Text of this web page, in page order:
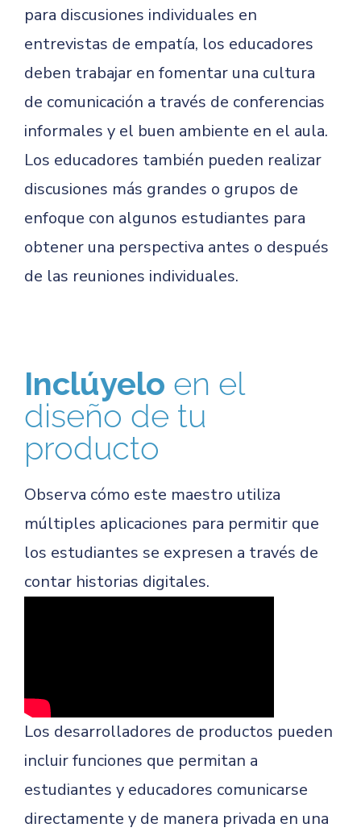
para discusiones individuales en
entrevistas de empatía, los educadores
deben trabajar en fomentar una cultura
de comunicación a través de conferencias
informales y el buen ambiente en el aula.
Los educadores también pueden realizar
discusiones más grandes o grupos de
enfoque con algunos estudiantes para
obtener una perspectiva antes o después
de las reuniones individuales.
Inclúyelo en el
diseño de tu
producto
Observa cómo este maestro utiliza
múltiples aplicaciones para permitir que
los estudiantes se expresen a través de
contar historias digitales.
Los desarrolladores de productos pueden
incluir funciones que permitan a
estudiantes y educadores comunicarse
directamente y de manera privada en una